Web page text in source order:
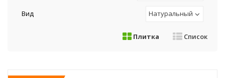
Вид Натуральный
Плитка Список